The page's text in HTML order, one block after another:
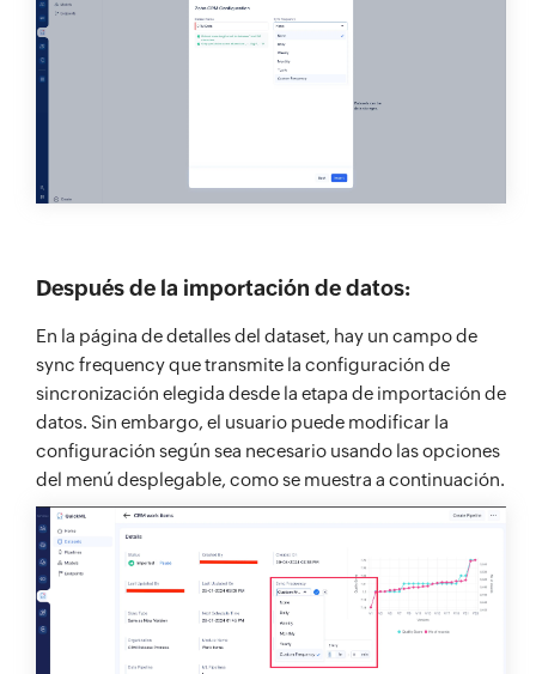
Después de la importación de datos:
En la página de detalles del dataset, hay un campo de
sync frequency que transmite la configuración de
sincronización elegida desde la etapa de importación de
datos. Sin embargo, el usuario puede modificar la
configuración según sea necesario usando las opciones
del menú desplegable, como se muestra a continuación.